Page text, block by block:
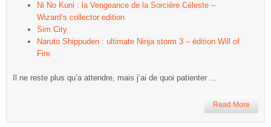
Ni No Kuni : la Vengeance de la Sorcière Céleste –
Wizard’s collector edition
Sim City
Naruto Shippuden : ultimate Ninja storm 3 – édition Will of
Fire
Il ne reste plus qu’a attendre, mais j’ai de quoi patienter …
Read More